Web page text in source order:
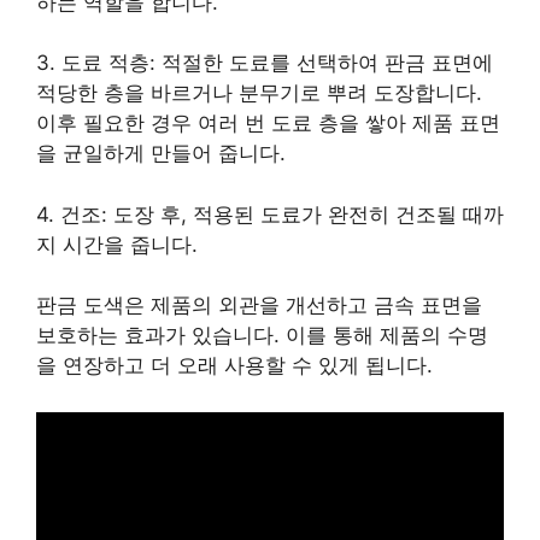
3. 도료 적층: 적절한 도료를 선택하여 판금 표면에
적당한 층을 바르거나 분무기로 뿌려 도장합니다.
이후 필요한 경우 여러 번 도료 층을 쌓아 제품 표면
을 균일하게 만들어 줍니다.
4. 건조: 도장 후, 적용된 도료가 완전히 건조될 때까
지 시간을 줍니다.
판금 도색은 제품의 외관을 개선하고 금속 표면을
보호하는 효과가 있습니다. 이를 통해 제품의 수명
을 연장하고 더 오래 사용할 수 있게 됩니다.